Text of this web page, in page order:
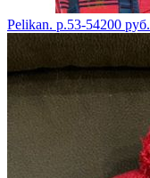
Pelikan. р.53-54200 руб.